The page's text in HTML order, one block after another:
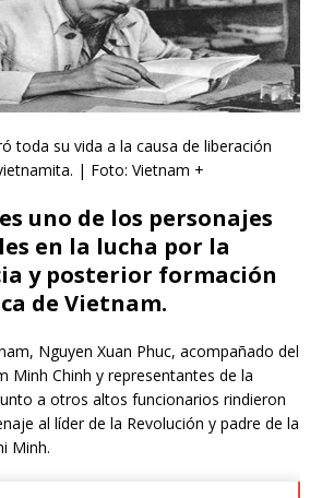
toda su vida a la causa de liberación
| Foto: Vietnam +
uno de los personajes
en la lucha por la
y posterior formación
de Vietnam.
Nguyen Xuan Phuc, acompañado del
Minh Chinh y representantes de la
a otros altos funcionarios rindieron
al líder de la Revolución y padre de la
Minh.